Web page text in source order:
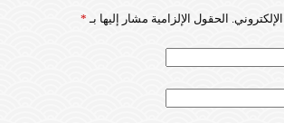
الحقول الإلزامية مشار إليها بـ *